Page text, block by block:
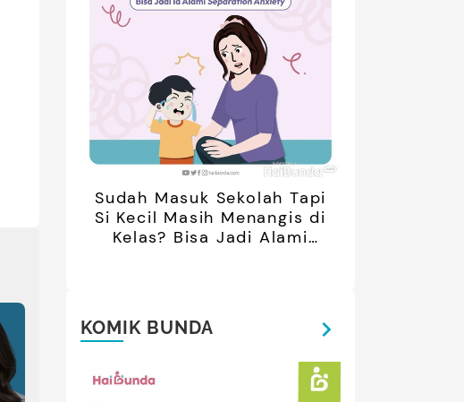
Sudah Masuk Sekolah Tapi
Si Kecil Masih Menangis di
Kelas? Bisa Jadi Alami
KOMIK BUNDA